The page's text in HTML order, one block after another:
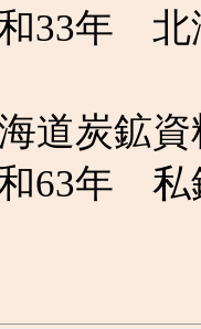
33年 北
道炭鉱
63年 私